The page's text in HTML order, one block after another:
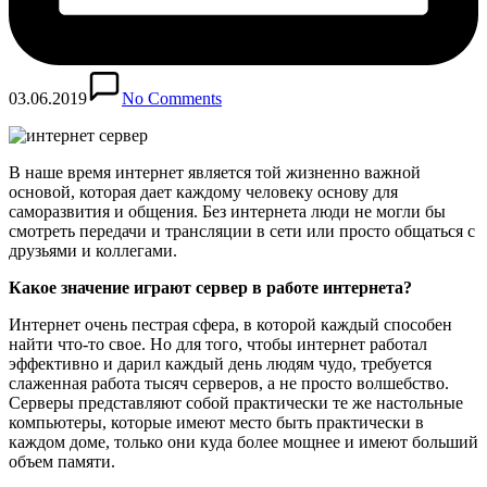
03.06.2019 No Comments
В наше время интернет является той жизненно важной
основой, которая дает каждому человеку основу для
саморазвития и общения. Без интернета люди не могли бы
смотреть передачи и трансляции в сети или просто общаться с
друзьями и коллегами.
Какое значение играют сервер в работе интернета?
Интернет очень пестрая сфера, в которой каждый способен
найти что-то свое. Но для того, чтобы интернет работал
эффективно и дарил каждый день людям чудо, требуется
слаженная работа тысяч серверов, а не просто волшебство.
Серверы представляют собой практически те же настольные
компьютеры, которые имеют место быть практически в
каждом доме, только они куда более мощнее и имеют больший
объем памяти.